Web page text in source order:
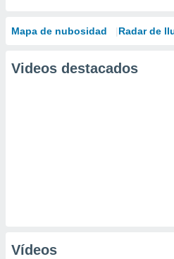
Mapa de nubosidad Radar de
Videos destacados
Vídeos